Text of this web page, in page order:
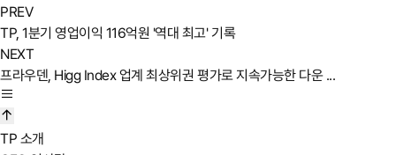
PREV
TP, 1분기 영업이익 116억원 '역대 최고' 기록
NEXT
프라우덴, Higg Index 업계 최상위권 평가로 지속가능한 다운 ...
TP 소개